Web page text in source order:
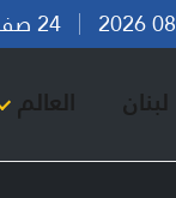
لبنان العالم